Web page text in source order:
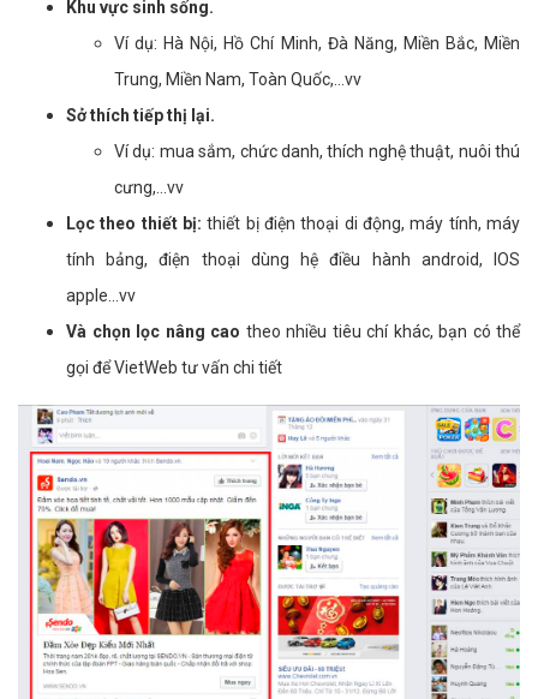
Khu vực sinh sống.
Ví dụ: Hà Nội, Hồ Chí Minh, Đà Năng, Miền Bắc, Miền
Trung, Miền Nam, Toàn Quốc,...vv
Sở thích tiếp thị lại.
Ví dụ: mua sắm, chức danh, thích nghệ thuật, nuôi thú
cưng,...vv
Lọc theo thiết bị:thiết bị điện thoại di động, máy tính, máy
tính bảng, điện thoại dùng hệ điều hành android, IOS
apple...vv
Và chọn lọc nâng cao theo nhiều tiêu chí khác, bạn có thể
gọi để VietWeb tư vấn chi tiết